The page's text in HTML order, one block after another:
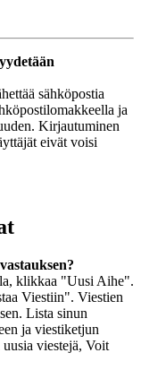
sähköpostia
ja
Kirjautuminen
eivät voisi
klikkaa "Uusi Aihe".
Viestiin". Viestien
Lista sinun
ja viestiketjun
viestejä, Voit